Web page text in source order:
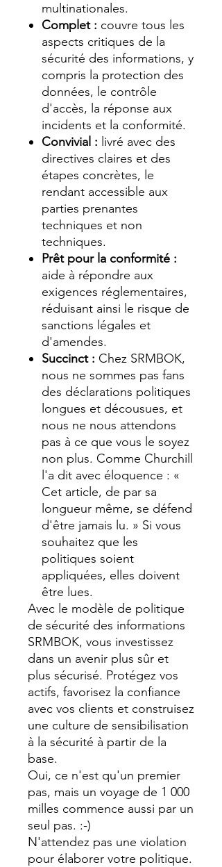
multinationales.
Complet : couvre tous les
aspects critiques de la
sécurité des informations, y
compris la protection des
données, le contrôle
d'accès, la réponse aux
incidents et la conformité.
Convivial : livré avec des
directives claires et des
étapes concrètes, le
rendant accessible aux
parties prenantes
techniques et non
techniques.
Prêt pour la conformité :
aide à répondre aux
exigences réglementaires,
réduisant ainsi le risque de
sanctions légales et
d'amendes.
Succinct : Chez SRMBOK,
nous ne sommes pas fans
des déclarations politiques
longues et décousues, et
nous ne nous attendons
pas à ce que vous le soyez
non plus. Comme Churchill
l'a dit avec éloquence : «
Cet article, de par sa
longueur même, se défend
d'être jamais lu. » Si vous
souhaitez que les
politiques soient
appliquées, elles doivent
être lues.
Avec le modèle de politique
de sécurité des informations
SRMBOK, vous investissez
dans un avenir plus sûr et
plus sécurisé. Protégez vos
actifs, favorisez la confiance
avec vos clients et construisez
une culture de sensibilisation
à la sécurité à partir de la
base.
Oui, ce n'est qu'un premier
pas, mais un voyage de 1 000
milles commence aussi par un
seul pas. :-)
N'attendez pas une violation
pour élaborer votre politique.